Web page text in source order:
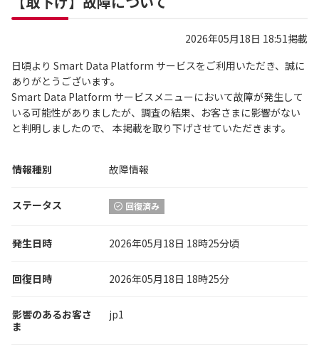
オフィシャルサイト
2026年05月18日 18:51掲載
日頃より Smart Data Platform サービスをご利用いただき、誠に
ありがとうございます。
Smart Data Platform サービスメニューにおいて故障が発生して
いる可能性がありましたが、調査の結果、お客さまに影響がない
と判明しましたので、 本掲載を取り下げさせていただきます。
情報種別 故障情報
ステータス 回復済み
発生日時 2026年05月18日 18時25分頃
回復日時 2026年05月18日 18時25分
影響のあるお客さ
ま
jp1